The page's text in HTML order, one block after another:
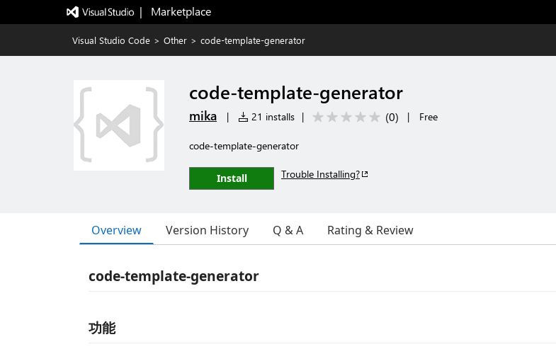
|   Marketplace
Visual Studio Code > Other > code-template-generator
code-template-generator
mika | 21 installs | (0) | Free
code-template-generator
Install Trouble Installing?
Overview Version History Q & A Rating & Review
code-template-generator
功能